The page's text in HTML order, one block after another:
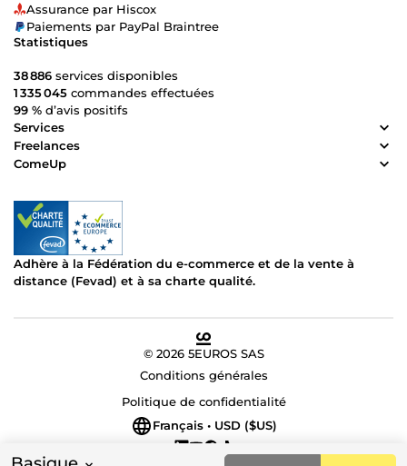
Assurance par Hiscox
Paiements par PayPal Braintree
Statistiques
38 886 services disponibles
1 335 045 commandes effectuées
99 % d’avis positifs
Services
Freelances
ComeUp
Adhère à la Fédération du e-commerce et de la vente à
distance (Fevad) et à sa charte qualité.
© 2026 5EUROS SAS
Conditions générales
Politique de confidentialité
Français • USD ($US)